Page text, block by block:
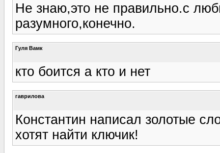
Не знаю,это не правильно.с
разумного,конечно.
Гуля Вамк
кто боится а кто и нет
гаврилова
Константин написал золотые
хотят найти ключик!